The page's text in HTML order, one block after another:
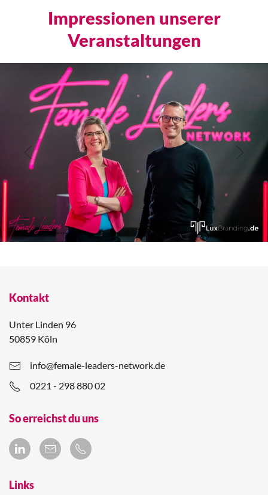
Impressionen unserer
Veranstaltungen
Kontakt
Unter Linden 96
50859 Köln
info@female-leaders-network.de
0221 - 298 880 02
So erreichst du uns
Links